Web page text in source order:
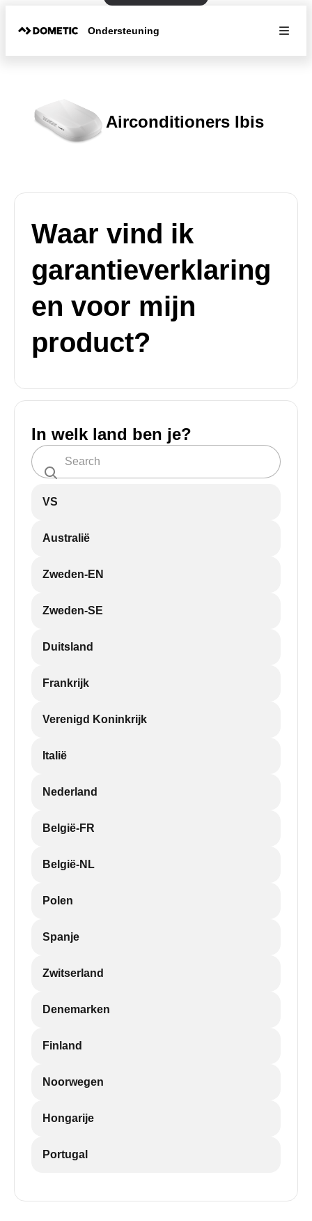
Ondersteuning
Airconditioners Ibis
Waar vind ik
garantieverklaring
en voor mijn
product?
In welk land ben je?
VS
Australië
Zweden-EN
Zweden-SE
Duitsland
Frankrijk
Verenigd Koninkrijk
Italië
Nederland
België-FR
België-NL
Polen
Spanje
Zwitserland
Denemarken
Finland
Noorwegen
Hongarije
Portugal